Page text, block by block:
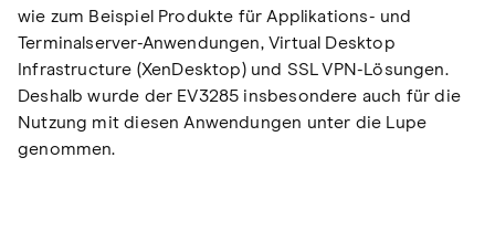
wie zum Beispiel Produkte für Applikations- und
Terminalserver-Anwendungen, Virtual Desktop
Infrastructure (XenDesktop) und SSL VPN-Lösungen.
Deshalb wurde der EV3285 insbesondere auch für die
Nutzung mit diesen Anwendungen unter die Lupe
genommen.